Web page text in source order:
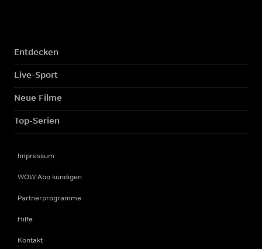
Entdecken
Live-Sport
Neue Filme
Top-Serien
Impressum
WOW Abo kündigen
Partnerprogramme
Hilfe
Kontakt